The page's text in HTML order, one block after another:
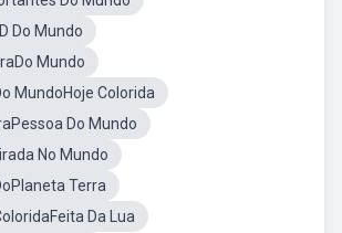
Do Mundo
Mundo
MundoHoje Colorida
Do Mundo
No Mundo
Terra
Da Lua